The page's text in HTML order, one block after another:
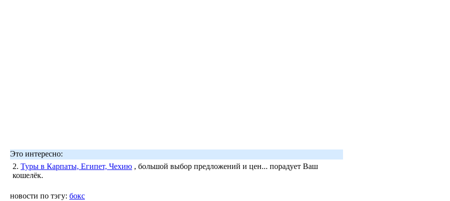
Это интересно:
2. Туры в Карпаты, Египет, Чехию , большой выбор предложений и цен... порадует Ваш
кошелёк.
новости по тэгу: бокс